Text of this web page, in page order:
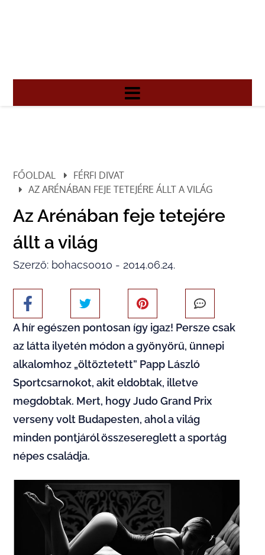
FŐOLDAL
FÉRFI DIVAT
AZ ARÉNÁBAN FEJE TETEJÉRE ÁLLT A VILÁG
Az Arénában feje tetejére
állt a világ
Szerző: bohacs0010 - 2014.06.24.
A hír egészen pontosan így igaz! Persze csak
az látta ilyetén módon a gyönyörű, ünnepi
alkalomhoz „öltöztetett” Papp László
Sportcsarnokot, akit eldobtak, illetve
megdobtak. Mert, hogy Judo Grand Prix
verseny volt Budapesten, ahol a világ
minden pontjáról összesereglett a sportág
népes családja.